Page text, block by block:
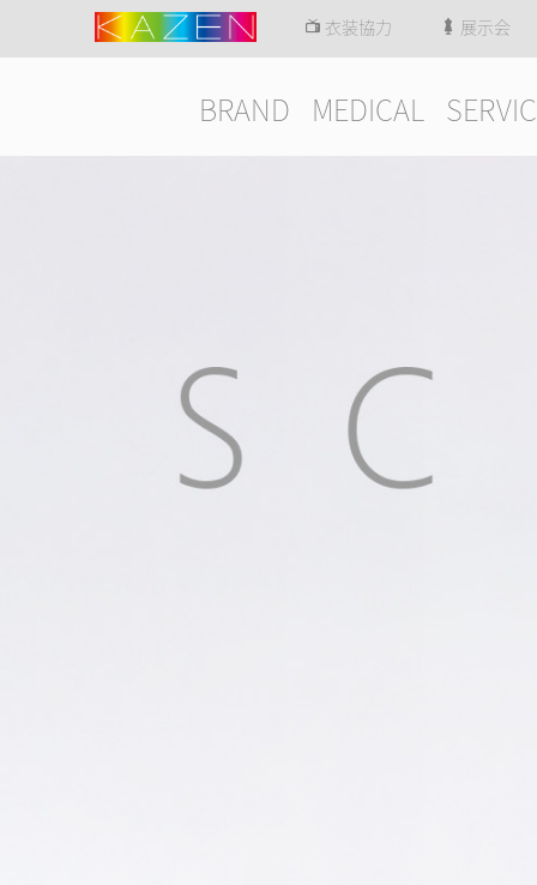
衣装協力 展示会
BRAND MEDICAL